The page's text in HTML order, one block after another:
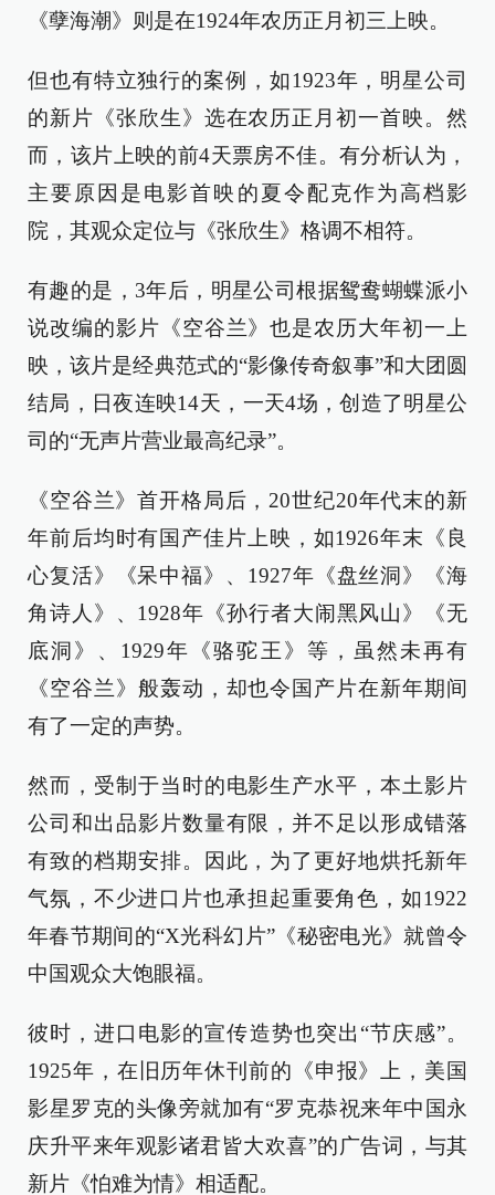
《孽海潮》则是在1924年农历正月初三上映。
但也有特立独行的案例，如1923年，明星公司
的新片《张欣生》选在农历正月初一首映。然
而，该片上映的前4天票房不佳。有分析认为，
主要原因是电影首映的夏令配克作为高档影
院，其观众定位与《张欣生》格调不相符。
有趣的是，3年后，明星公司根据鸳鸯蝴蝶派小
说改编的影片《空谷兰》也是农历大年初一上
映，该片是经典范式的“影像传奇叙事”和大团圆
结局，日夜连映14天，一天4场，创造了明星公
司的“无声片营业最高纪录”。
《空谷兰》首开格局后，20世纪20年代末的新
年前后均时有国产佳片上映，如1926年末《良
心复活》《呆中福》、1927年《盘丝洞》《海
角诗人》、1928年《孙行者大闹黑风山》《无
底洞》、1929年《骆驼王》等，虽然未再有
《空谷兰》般轰动，却也令国产片在新年期间
有了一定的声势。
然而，受制于当时的电影生产水平，本土影片
公司和出品影片数量有限，并不足以形成错落
有致的档期安排。因此，为了更好地烘托新年
气氛，不少进口片也承担起重要角色，如1922
年春节期间的“X光科幻片”《秘密电光》就曾令
中国观众大饱眼福。
彼时，进口电影的宣传造势也突出“节庆感”。
1925年，在旧历年休刊前的《申报》上，美国
影星罗克的头像旁就加有“罗克恭祝来年中国永
庆升平来年观影诸君皆大欢喜”的广告词，与其
新片《怕难为情》相适配。